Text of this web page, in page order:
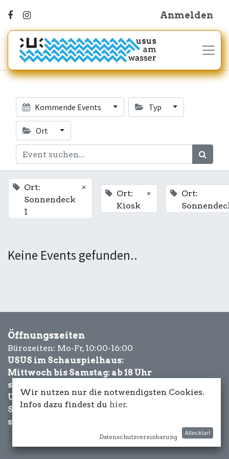
Anmelden
Kommende Events Typ
Ort
Ort:
Sonnendeck
1
×
Ort:
Kiosk
×
Ort:
Keine Events gefunden..
Öffnungszeiten
Bürozeiten: Mo-Fr, 10:00-16:00
USUS im Schauspielhaus:
Mittwoch bis Samstag: ab 18 Uhr
sowie Eventbezogen.
USUS am Wasser:
Schönwetter-
sowie Eventbezogen.
Wir nutzen nur die notwendigsten Cookies.
Infos dazu findest du hier.
Datenschutzvereinbarung
Alles klar!